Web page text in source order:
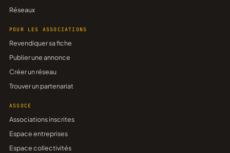
Réseaux
POUR LES ASSOCIATIONS
Revendiquer sa fiche
Publier une annonce
Créer un réseau
Trouver un partenariat
ASSOCE
Associations inscrites
Espace entreprises
Espace collectivités